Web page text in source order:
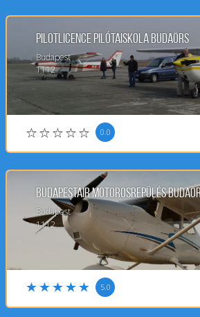
PilotLicence Pilótaiskola Budaörs
Budapest
1112
0.0
BudapestAIR Motorosrepülés
Budapest
1112
5.0